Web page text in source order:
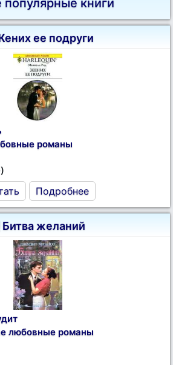
книги
ее подруги
романы
Подробнее
Битва желаний
любовные романы